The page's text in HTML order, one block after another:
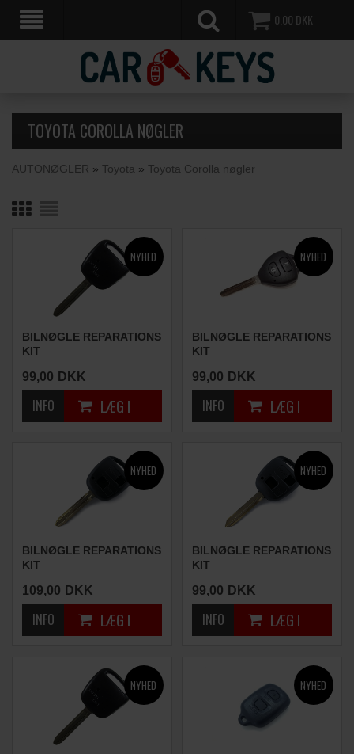
0,00 DKK
TOYOTA COROLLA NØGLER
AUTONØGLER » Toyota » Toyota Corolla nøgler
BILNØGLE REPARATIONS
KIT
99,00 DKK
BILNØGLE REPARATIONS
KIT
99,00 DKK
BILNØGLE REPARATIONS
KIT
109,00 DKK
BILNØGLE REPARATIONS
KIT
99,00 DKK